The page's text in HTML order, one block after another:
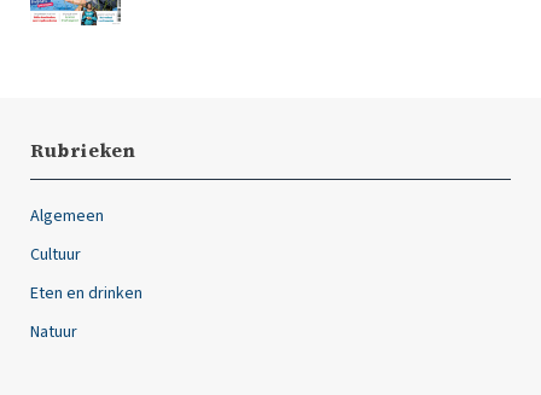
Rubrieken
Algemeen
Cultuur
Eten en drinken
Natuur